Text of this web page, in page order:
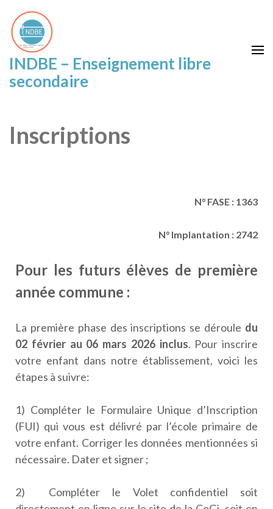
INDBE – Enseignement libre
secondaire
Inscriptions
N° FASE : 1363
N° Implantation : 2742
Pour les futurs élèves de première
année commune :
La première phase des inscriptions se déroule du
02 février au 06 mars 2026 inclus. Pour inscrire
votre enfant dans notre établissement, voici les
étapes à suivre:
1) Compléter le Formulaire Unique d’Inscription
(FUI) qui vous est délivré par l’école primaire de
votre enfant. Corriger les données mentionnées si
nécessaire. Dater et signer ;
2) Compléter le Volet confidentiel soit